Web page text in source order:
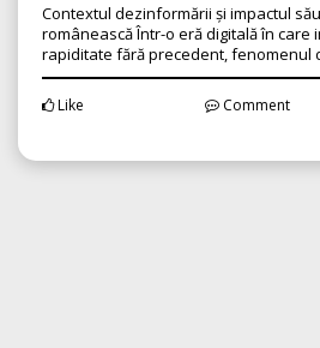
Contextul dezinformării și impactul
românească Într-o eră digitală în care
rapiditate fără precedent, fenomenul
Like Comment